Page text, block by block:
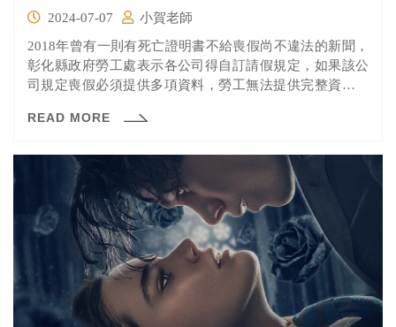
2024-07-07
小賀老師
2018年曾有一則有死亡證明書不給喪假尚不違法的新聞，
彰化縣政府勞工處表示各公司得自訂請假規定，如果該公
司規定喪假必須提供多項資料，勞工無法提供完整資料，
READ MORE